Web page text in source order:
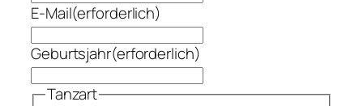
E-Mail(erforderlich)
Geburtsjahr(erforderlich)
Tanzart